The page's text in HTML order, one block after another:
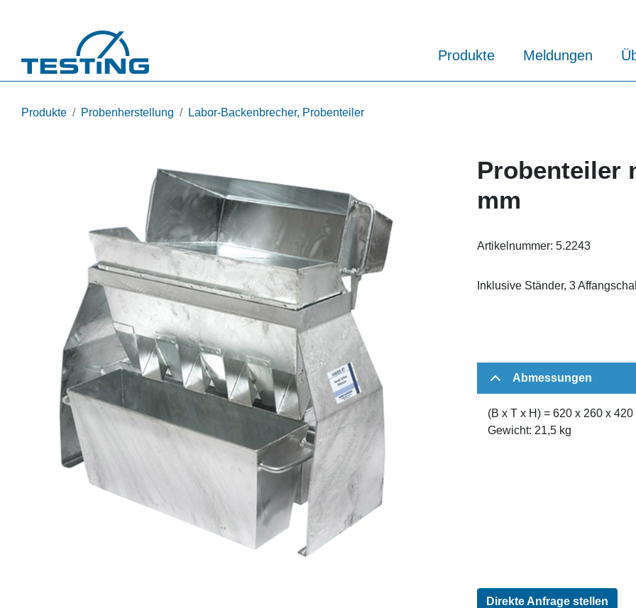
Produkte Meldungen
Produkte Probenherstellung Labor-Backenbrecher, Probenteiler
Probenteiler
mm
Artikelnummer: 5.2243
Inklusive Ständer, 3
Abmessungen
(B x T x H) = 620 x 260 x 420
Gewicht: 21,5 kg
Direkte Anfrage stellen